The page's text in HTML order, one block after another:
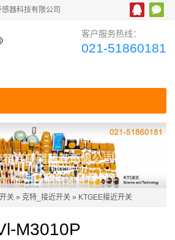
器科技有限公司
客户服务热线：
021-51860181
关 » 克特_接近开关 » KTGEE接近开关
M3010P